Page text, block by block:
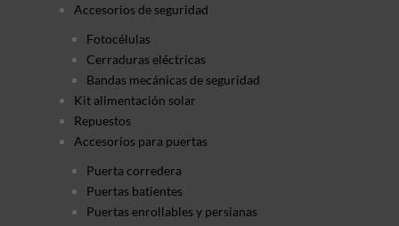
Accesorios de seguridad
Fotocélulas
Cerraduras eléctricas
Bandas mecánicas de seguridad
Kit alimentación solar
Repuestos
Accesorios para puertas
Puerta corredera
Puertas batientes
Puertas enrollables y persianas